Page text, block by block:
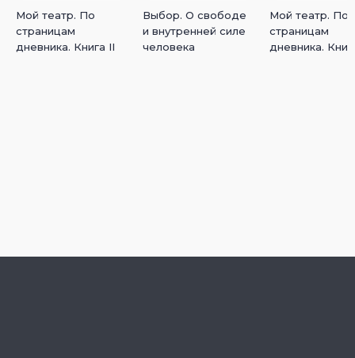
Мой театр. По
страницам
дневника. Книга II
Выбор. О свободе
и внутренней силе
человека
Мой театр. По
страницам
дневника.